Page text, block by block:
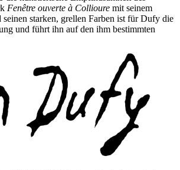
Fenêtre ouverte à Collioure mit seinem
starken, grellen Farben ist für Dufy die
und führt ihn auf den ihm bestimmten